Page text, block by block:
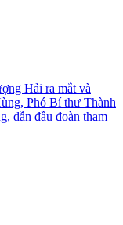
Hải ra mắt và
Phó Bí thư Thành
dẫn đầu đoàn tham